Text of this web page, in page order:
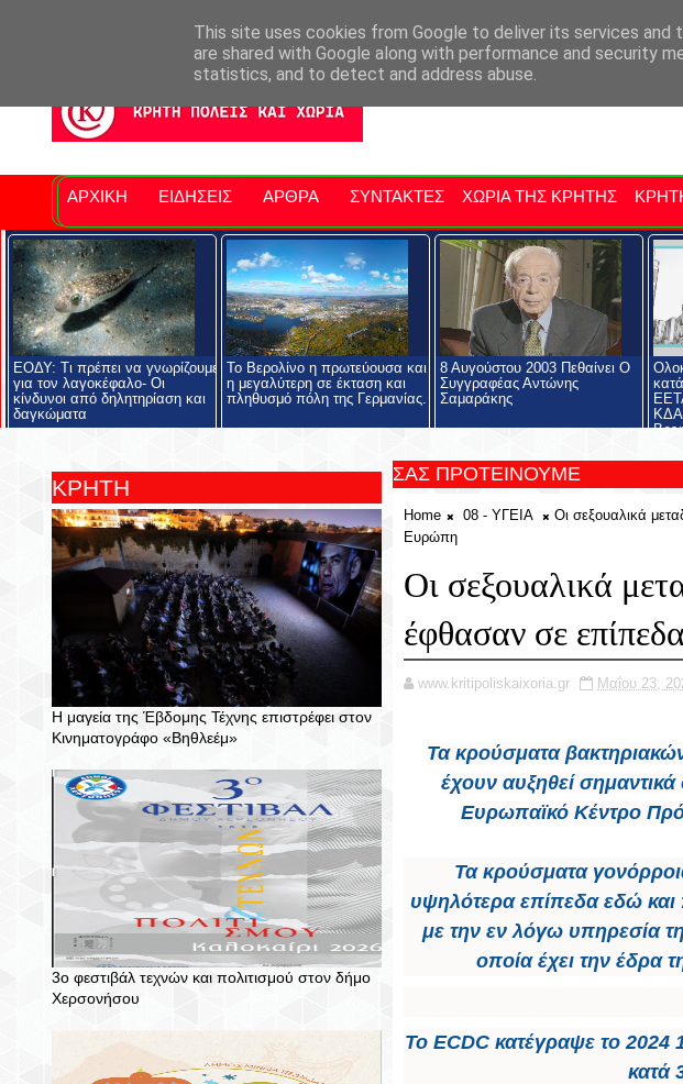
Νομός Λασιθίου Αγαπάμε Ρέθυμνο Επαρχία Μαλεβιζίου
ΑΡΧΙΚΗ ΕΙΔΗΣΕΙΣ ΑΡΘΡΑ ΣΥΝΤΑΚΤΕΣ ΧΩΡΙΑ ΤΗΣ ΚΡΗΤΗΣ
ΕΟΔΥ: Τι πρέπει να γνωρίζουμε
για τον λαγοκέφαλο- Οι
κίνδυνοι από δηλητηρίαση και
δαγκώματα
Το Βερολίνο η πρωτεύουσα και
η μεγαλύτερη σε έκταση και
πληθυσμό πόλη της Γερμανίας.
8 Αυγούστου 2003 Πεθαίνει Ο
Συγγραφέας Αντώνης
Σαμαράκης
ΚΡΗΤΗ
Η μαγεία της Έβδομης Τέχνης επιστρέφει στον
Κινηματογράφο «Βηθλεέμ»
3ο φεστιβάλ τεχνών και πολιτισμού στον δήμο
Χερσονήσου
ΣΑΣ ΠΡΟΤΕΙΝΟΥΜΕ
Home 08 - ΥΓΕΙΑ
Οι σεξουαλικά
Ευρώπη
Οι σεξουαλικά
έφθασαν σε
www.kritipoliskaixoria.gr Μαΐου 23,
Τα κρούσματα
έχουν αυξηθεί
Ευρωπαϊκό Κέντρο
Τα κρούσματα
υψηλότερα επίπεδα εδώ
με την εν λόγω υπηρεσία
οποία έχει την έδρα
Το ECDC κατέγραψε το
κατά
This site uses cookies from Google to deliver its services and
are shared with Google along with performance and security
statistics, and to detect and address abuse.